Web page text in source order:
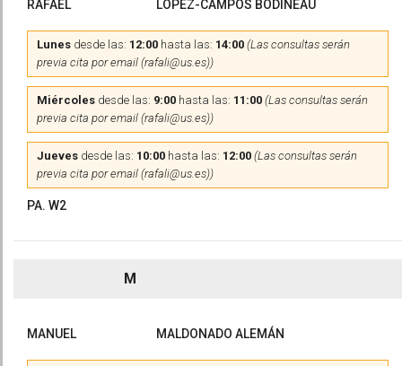
RAFAEL LOPEZ-CAMPOS BODINEAU
Lunes desde las: 12:00 hasta las: 14:00 (Las consultas serán
previa cita por email (rafali@us.es))
Miércoles desde las: 9:00 hasta las: 11:00 (Las consultas serán
previa cita por email (rafali@us.es))
Jueves desde las: 10:00 hasta las: 12:00 (Las consultas serán
previa cita por email (rafali@us.es))
PA. W2
M
MANUEL MALDONADO ALEMÁN